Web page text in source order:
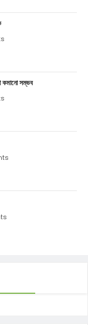
কমানো সম্ভব